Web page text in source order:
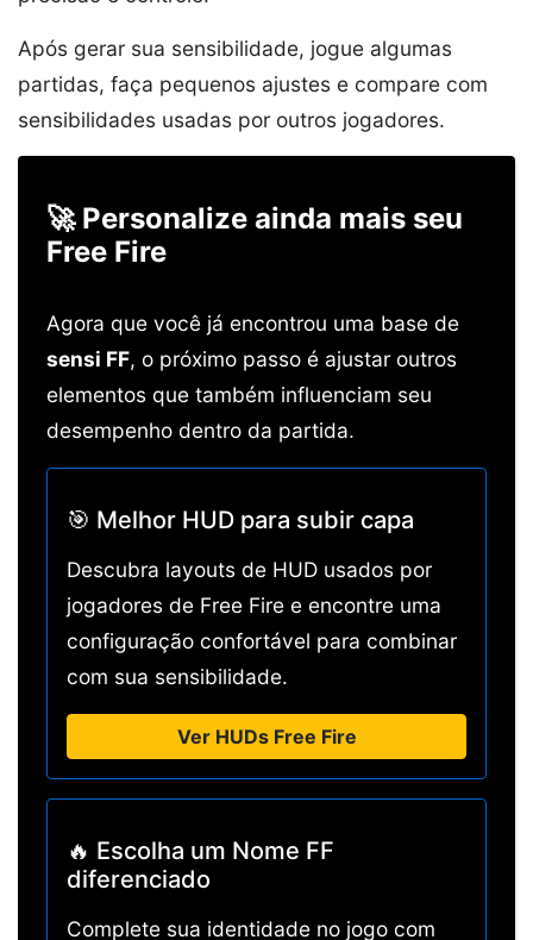
Após gerar sua sensibilidade, jogue algumas
partidas, faça pequenos ajustes e compare com
sensibilidades usadas por outros jogadores.
🚀 Personalize ainda mais seu
Free Fire
Agora que você já encontrou uma base de
sensi FF, o próximo passo é ajustar outros
elementos que também influenciam seu
desempenho dentro da partida.
🎯 Melhor HUD para subir capa
Descubra layouts de HUD usados por
jogadores de Free Fire e encontre uma
configuração confortável para combinar
com sua sensibilidade.
Ver HUDs Free Fire
🔥 Escolha um Nome FF
diferenciado
Complete sua identidade no jogo com